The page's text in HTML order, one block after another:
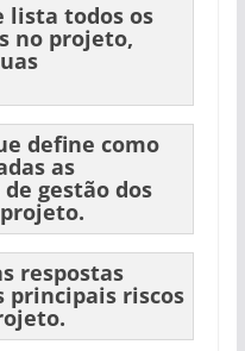
lista todos os
no projeto,
define como
as
gestão dos
respostas
principais riscos